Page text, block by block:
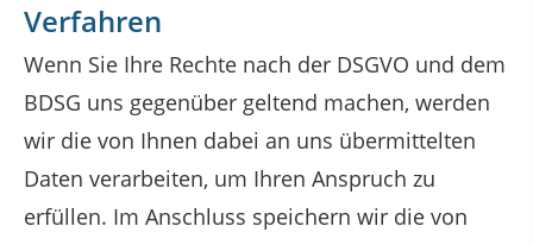
Verfahren
Wenn Sie Ihre Rechte nach der DSGVO und dem
BDSG uns gegenüber geltend machen, werden
wir die von Ihnen dabei an uns übermittelten
Daten verarbeiten, um Ihren Anspruch zu
erfüllen. Im Anschluss speichern wir die von